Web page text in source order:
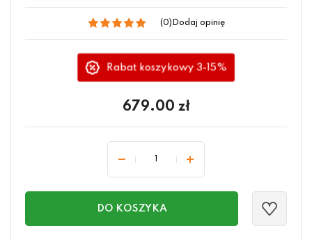
(0) Dodaj opinię
Rabat koszykowy 3-15%
679.00 zł
DO KOSZYKA